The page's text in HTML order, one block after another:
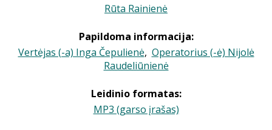
Rūta Rainienė
Papildoma informacija:
Vertėjas (-a) Inga Čepulienė, Operatorius (-ė) Nijolė
Raudeliūnienė
Leidinio formatas:
MP3 (garso įrašas)